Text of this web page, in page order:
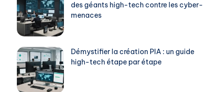
des géants high-tech contre les cyber-
menaces
Démystifier la création PIA : un guide
high-tech étape par étape